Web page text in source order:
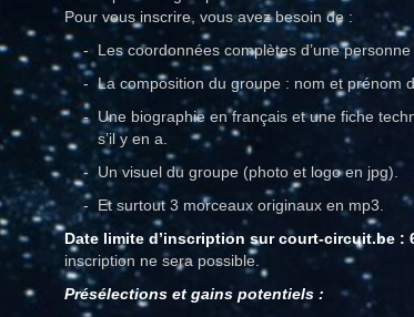
Pour vous inscrire, vous avez besoin de :
Les coordonnées complètes d’une
La composition du groupe : nom et prénom
Une biographie en français et une fiche
s’il y en a.
Un visuel du groupe (photo et logo en jpg).
Et surtout 3 morceaux originaux en mp3.
Date limite d’inscription sur court-circuit.be :
inscription ne sera possible.
Présélections et gains potentiels :